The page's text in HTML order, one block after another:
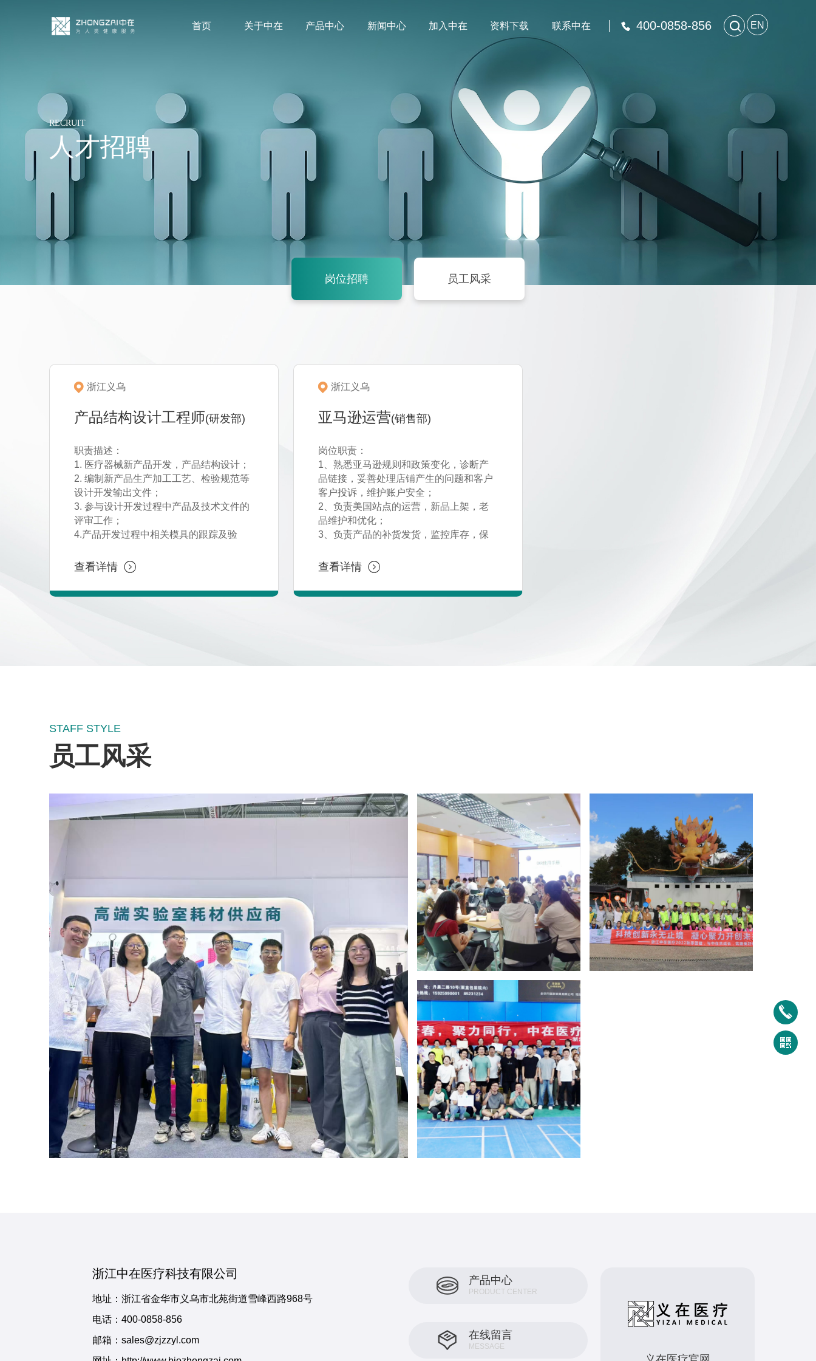
首页 关于中在 产品中心 新闻中心 加入中在 资料下载 联系中在  EN
400-0858-856
RECRUIT
人才招聘
岗位招聘 员工风采
浙江义乌
产品结构设计工程师(研发部)
职责描述：
1. 医疗器械新产品开发，产品结构设计；
2. 编制新产品生产加工工艺、检验规范等
设计开发输出文件；
3. 参与设计开发过程中产品及技术文件的
评审工作；
4.产品开发过程中相关模具的跟踪及验
5. 生产外协厂家的联系、评估和跟踪。
任职要求：
5. 有医疗器械产品结构设计经验，或者有
塑料产品开发经验者优先考虑。
查看详情
浙江义乌
亚马逊运营(销售部)
岗位职责：
1、熟悉亚马逊规则和政策变化，诊断产
品链接，妥善处理店铺产生的问题和客户
客户投诉，维护账户安全；
2、负责美国站点的运营，新品上架，老
品维护和优化；
3、负责产品的补货发货，监控库存，保
4、优化广告，把控广告成本和运营成本
合理控制ACOS；
5、有一定选品能力， 收集、分析市场状
查看详情
STAFF STYLE
员工风采
浙江中在医疗科技有限公司
地址：浙江省金华市义乌市北苑街道雪峰西路968号
电话： 400-0858-856
邮箱：sales@zjzzyl.com
产品中心
PRODUCT CENTER
在线留言
MESSAGE